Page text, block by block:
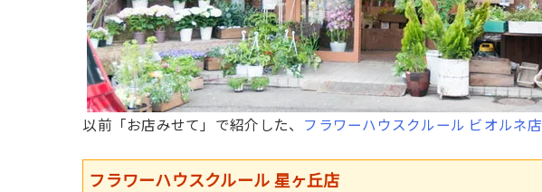
以前「お店みせて」で紹介した、 フラワーハウスクルール ビオルネ店
フラワーハウスクルール 星ヶ丘店